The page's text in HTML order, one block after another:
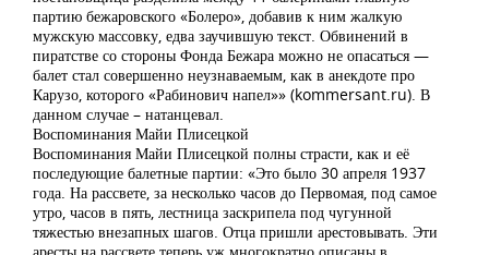
партию бежаровского «Болеро», добавив к ним жалкую
мужскую массовку, едва заучившую текст. Обвинений в
пиратстве со стороны Фонда Бежара можно не опасаться —
балет стал совершенно неузнаваемым, как в анекдоте про
Карузо, которого «Рабинович напел»» (kommersant.ru). В
данном случае – натанцевал.
Воспоминания Майи Плисецкой
Воспоминания Майи Плисецкой полны страсти, как и её
последующие балетные партии: «Это было 30 апреля 1937
года. На рассвете, за несколько часов до Первомая, под самое
утро, часов в пять, лестница заскрипела под чугунной
тяжестью внезапных шагов. Отца пришли арестовывать. Эти